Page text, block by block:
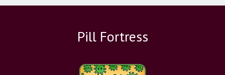
Pill Fortress